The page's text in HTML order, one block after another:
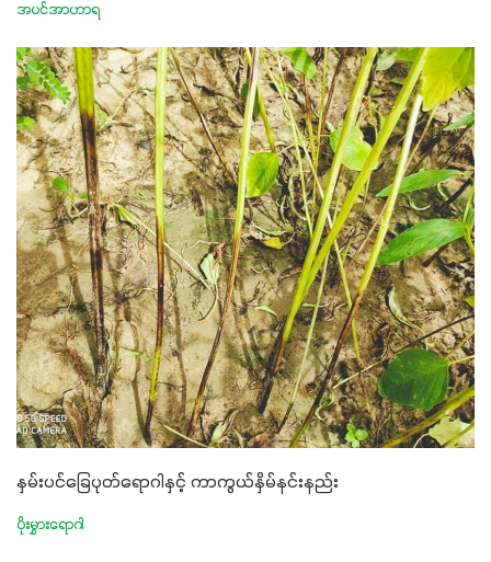
အပင်အာဟာရ
နှမ်းပင်ခြေပုတ်ရောဂါနှင့် ကာကွယ်နှိမ်နင်းနည်း
ပိုးမွှားရောဂါ